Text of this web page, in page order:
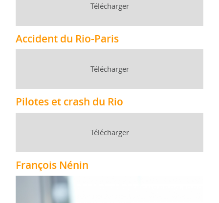
Télécharger
Accident du Rio-Paris
Télécharger
Pilotes et crash du Rio
Télécharger
François Nénin